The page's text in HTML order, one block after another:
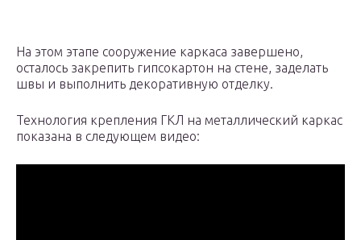
На этом этапе сооружение каркаса завершено,
осталось закрепить гипсокартон на стене, заделать
швы и выполнить декоративную отделку.
Технология крепления ГКЛ на металлический каркас
показана в следующем видео: